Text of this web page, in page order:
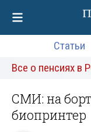
Статьи
Все о пенсиях в
СМИ: на
биопринтер